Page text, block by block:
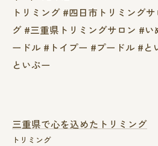
トリミング #四日市トリミング
グ #三重県トリミングサロン #
ードル #トイプー #プードル #と
といぷー
三重県で心を込めたトリミング
トリミング